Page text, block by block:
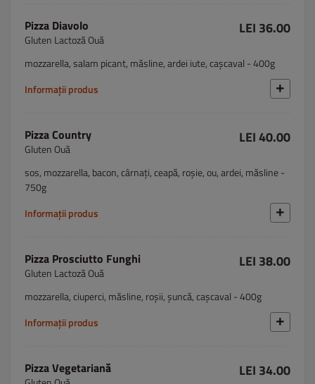
Pizza Diavolo
Gluten Lactoză Ouă
LEI 36.00
mozzarella, salam picant, măsline, ardei iute, cașcaval - 400g
Informații produs
Pizza Country
Gluten Ouă
LEI 40.00
sos, mozzarella, bacon, cârnați, ceapă, roșie, ou, ardei, măsline -
750g
Informații produs
Pizza Prosciutto Funghi
Gluten Lactoză Ouă
LEI 38.00
mozzarella, ciuperci, măsline, roșii, șuncă, cașcaval - 400g
Informații produs
Pizza Vegetariană LEI 34.00